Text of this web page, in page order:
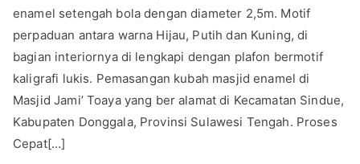
enamel setengah bola dengan diameter 2,5m. Motif
perpaduan antara warna Hijau, Putih dan Kuning, di
bagian interiornya di lengkapi dengan plafon bermotif
kaligrafi lukis. Pemasangan kubah masjid enamel di
Masjid Jami’ Toaya yang ber alamat di Kecamatan Sindue,
Kabupaten Donggala, Provinsi Sulawesi Tengah. Proses
Cepat[…]